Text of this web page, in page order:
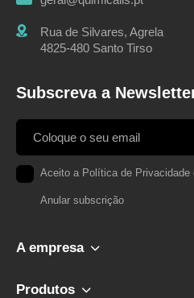
Rua de Silvares, Agrela
4825-480 Santo Tirso
Subscreva a
Aceito a Política de Privacidade
Anular subscrição
A empresa
Produtos